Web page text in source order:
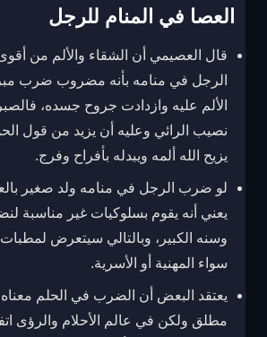
العصا في المنام للرجل
قال العصيمي أن الشقاء والألم من
الرجل في منامه بأنه مضروب ضرب
الألم عليه وازدادت جروح جسده،
نصيب الرائي وعليه أن يزيد من قول
يزيح الله ألمه ويبدله بأفراح وفرج.
لو ضرب الرجل في منامه ولد صغير
يعني أنه يقوم بسلوكيات غير مناسبة
وسنه الكبير، وبالتالي سيتعرض
سواء المهنية أو الأسرية.
يعتقد البعض أن الضرب في الحلم
مطلق ولكن في عالم الأحلام والرؤى